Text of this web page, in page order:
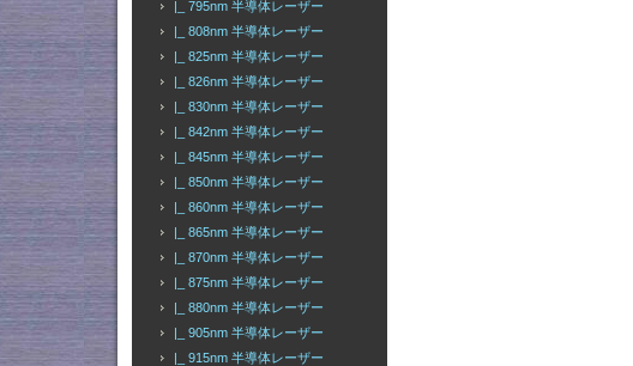
|_ 795nm 半導体レーザー
|_ 808nm 半導体レーザー
|_ 825nm 半導体レーザー
|_ 826nm 半導体レーザー
|_ 830nm 半導体レーザー
|_ 842nm 半導体レーザー
|_ 845nm 半導体レーザー
|_ 850nm 半導体レーザー
|_ 860nm 半導体レーザー
|_ 865nm 半導体レーザー
|_ 870nm 半導体レーザー
|_ 875nm 半導体レーザー
|_ 880nm 半導体レーザー
|_ 905nm 半導体レーザー
|_ 915nm 半導体レーザー